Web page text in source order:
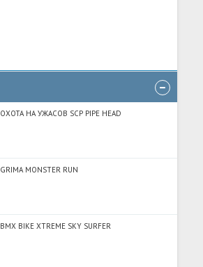
ОХОТА НА УЖАСОВ SCP PIPE HEAD
GRIMA MONSTER RUN
BMX BIKE XTREME SKY SURFER